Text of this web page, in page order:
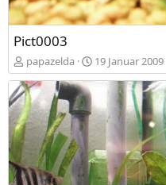
Pict0003
papazelda 19 Januar 2009